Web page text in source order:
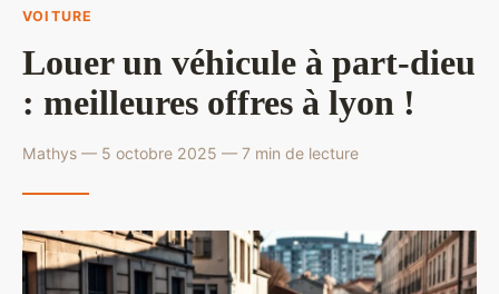
VOITURE
Louer un véhicule à part-dieu
: meilleures offres à lyon !
Mathys — 5 octobre 2025 — 7 min de lecture